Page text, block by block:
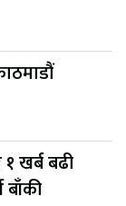
खर्ब बढी
बाँकी